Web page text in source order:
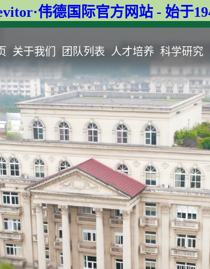
伟德国际官方网站 - 始于
关于我们 团队列表 人才培养 科学研究